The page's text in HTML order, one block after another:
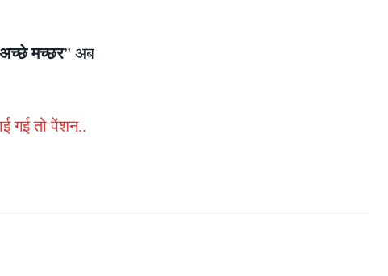
अच्छे मच्छर” अब
गई तो पेंशन..